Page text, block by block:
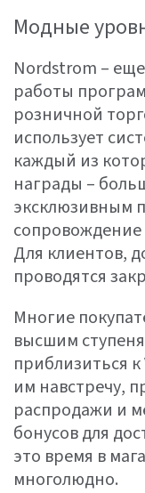
Модные
Nordstrom –
работы
розничной
использует
каждый из
награды –
эксклюзивным
сопровождение
Для клиентов,
проводятся
Многие
высшим
приблизиться
им навстречу,
распродажи и
бонусов для
это время в
многолюдно.